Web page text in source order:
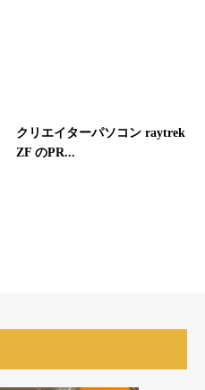
クリエイターパソコン raytrek
ZF のPR...